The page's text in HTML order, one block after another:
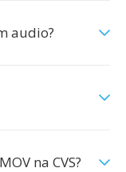
audio?
na CVS?